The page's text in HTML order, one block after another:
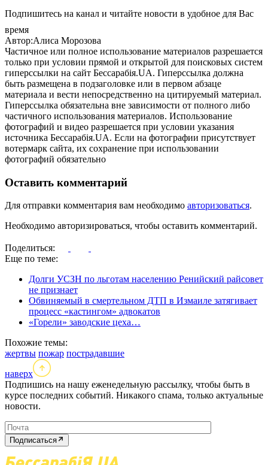
Подпишитесь на канал и читайте новости в удобное для Вас
время
Автор:Алиса Морозова
Частичное или полное использование материалов разрешается
только при условии прямой и открытой для поисковых систем
гиперссылки на сайт Бессарабія.UA. Гиперссылка должна
быть размещена в подзаголовке или в первом абзаце
материала и вести непосредственно на цитируемый материал.
Гиперссылка обязательна вне зависимости от полного либо
частичного использования материалов. Использование
фотографий и видео разрешается при условии указания
источника Бессарабія.UA. Если на фотографии присутствует
вотермарк сайта, их сохранение при использовании
фотографий обязательно
Оставить комментарий
Для отправки комментария вам необходимо авторизоваться.
Необходимо авторизироваться, чтобы оставить комментарий.
Поделиться:
Еще по теме:
Долги УСЗН по льготам населению Ренийский райсовет
не признает
Обвиняемый в смертельном ДТП в Измаиле затягивает
процесс «кастингом» адвокатов
«Горели» заводские цеха…
Похожие темы:
жертвы пожар пострадавшие
наверх
Подпишись на нашу еженедельную рассылку, чтобы быть в
курсе последних событий. Никакого спама, только актуальные
новости.
Подписаться